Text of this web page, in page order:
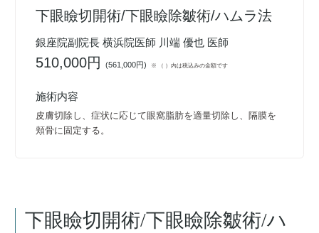
下眼瞼切開術/下眼瞼除皺術/ハムラ法
銀座院副院長 横浜院医師 川端 優也 医師
510,000円(561,000円) ※ （ ）内は税込みの金額です
施術内容
皮膚切除し、症状に応じて眼窩脂肪を適量切除し、隔膜を
頬骨に固定する。
下眼瞼切開術/下眼瞼除皺術/ハ